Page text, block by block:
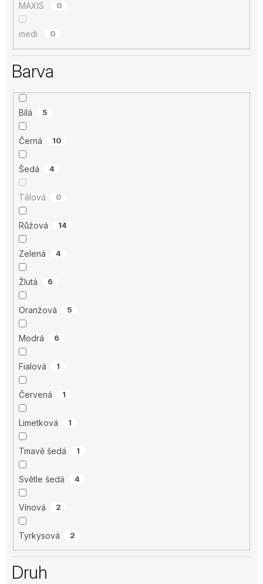
MAXIS 0
medi 0
Barva
Bílá 5
Černá 10
Šedá 4
Tělová 0
Růžová 14
Zelená 4
Žlutá 6
Oranžová 5
Modrá 6
Fialová 1
Červená 1
Limetková 1
Tmavě šedá 1
Světle šedá 4
Vínová 2
Tyrkysová 2
Druh